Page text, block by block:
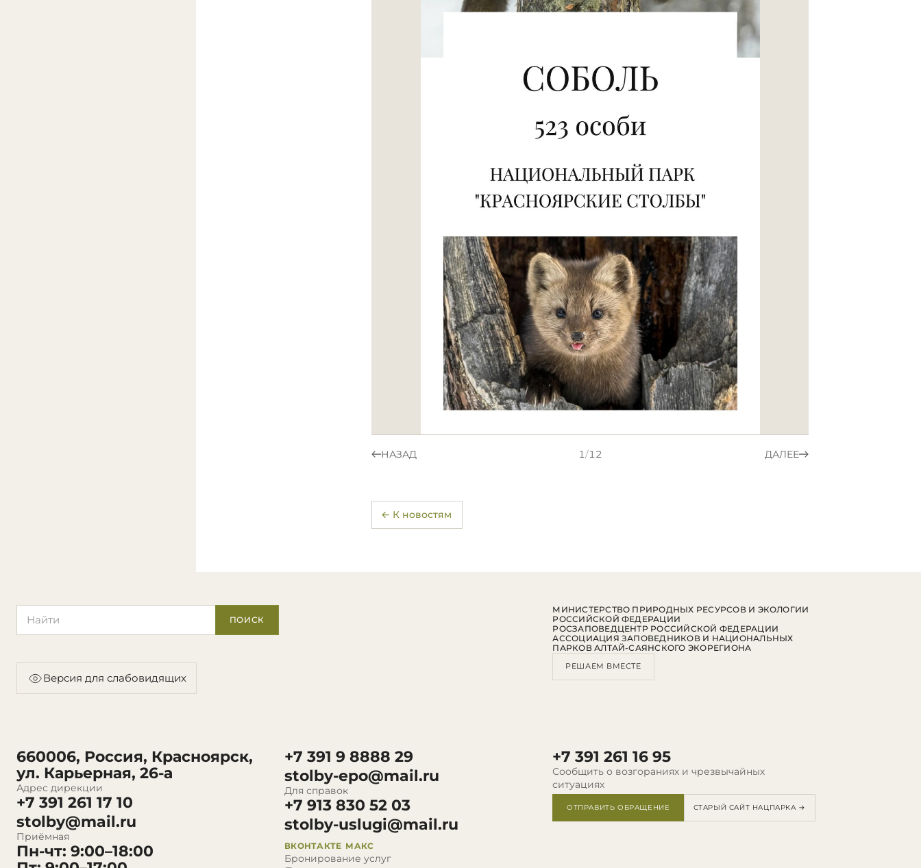
НАЗАД 1/12 ДАЛЕЕ
← К новостям
ПОИСК
Версия для слабовидящих
660006, Россия, Красноярск,
ул. Карьерная, 26-а
Адрес дирекции
+7 391 261 17 10
stolby@mail.ru
Приёмная
Пн-чт: 9:00–18:00
+7 391 9 8888 29
stolby-epo@mail.ru
Для справок
+7 913 830 52 03
stolby-uslugi@mail.ru
ВКОНТАКТЕ МАКС
Бронирование услуг
+7 391 261 16 95
Сообщить о возгораниях и чрезвычайных
ситуациях
ОТПРАВИТЬ ОБРАЩЕНИЕ СТАРЫЙ САЙТ НАЦПАРКА →
МИНИСТЕРСТВО ПРИРОДНЫХ РЕСУРСОВ И ЭКОЛОГИИ
РОССИЙСКОЙ ФЕДЕРАЦИИ
РОСЗАПОВЕДЦЕНТР РОССИЙСКОЙ ФЕДЕРАЦИИ
АССОЦИАЦИЯ ЗАПОВЕДНИКОВ И НАЦИОНАЛЬНЫХ
ПАРКОВ АЛТАЙ-САЯНСКОГО ЭКОРЕГИОНА
РЕШАЕМ ВМЕСТЕ